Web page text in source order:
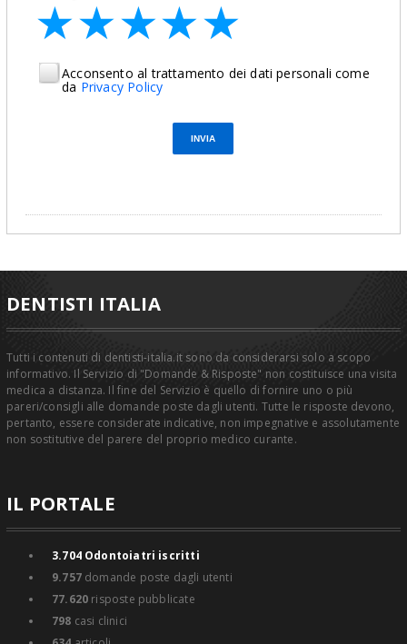
★
★★
★★★
★★★★
★★★★★
Acconsento al trattamento dei dati personali come
da Privacy Policy
DENTISTI ITALIA
Tutti i contenuti di dentisti-italia.it sono da considerarsi solo a scopo
informativo. Il Servizio di "Domande & Risposte" non costituisce una visita
medica a distanza. Il fine del Servizio è quello di fornire uno o più
pareri/consigli alle domande poste dagli utenti. Tutte le risposte devono,
pertanto, essere considerate indicative, non impegnative e assolutamente
non sostitutive del parere del proprio medico curante.
IL PORTALE
3.704Odontoiatri iscritti
9.757domande poste dagli utenti
77.620 risposte pubblicate
798 casi clinici